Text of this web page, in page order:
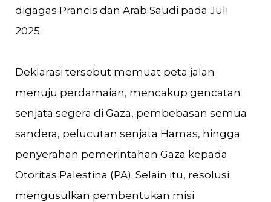
digagas Prancis dan Arab Saudi pada Juli
2025.
Deklarasi tersebut memuat peta jalan
menuju perdamaian, mencakup gencatan
senjata segera di Gaza, pembebasan semua
sandera, pelucutan senjata Hamas, hingga
penyerahan pemerintahan Gaza kepada
Otoritas Palestina (PA). Selain itu, resolusi
mengusulkan pembentukan misi